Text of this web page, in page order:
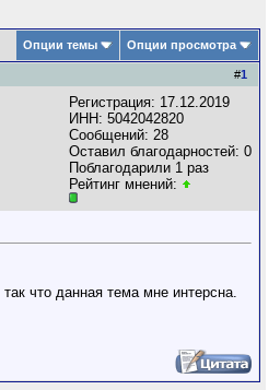
Опции темы Опции просмотра
#1
Регистрация: 17.12.2019
ИНН: 5042042820
Сообщений: 28
Оставил благодарностей: 0
Поблагодарили 1 раз
Рейтинг мнений:
что данная тема мне интерсна.